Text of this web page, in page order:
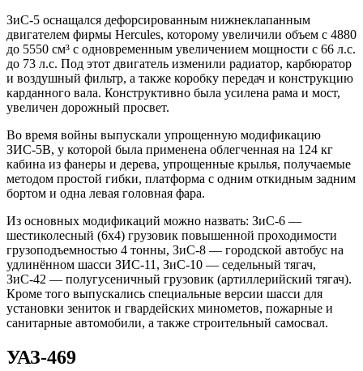
ЗиС-5 оснащался дефорсированным нижнеклапанным
двигателем фирмы Hercules, которому увеличили объем с 4880
до 5550 см³ с одновременным увеличением мощности с 66 л.с.
до 73 л.с. Под этот двигатель изменили радиатор, карбюратор
и воздушный фильтр, а также коробку передач и конструкцию
карданного вала. Конструктивно была усилена рама и мост,
увеличен дорожный просвет.
Во время войны выпускали упрощенную модификацию
ЗИС-5В, у которой была применена облегченная на 124 кг
кабина из фанеры и дерева, упрощенные крылья, получаемые
методом простой гибки, платформа с одним откидным задним
бортом и одна левая головная фара.
Из основных модификаций можно назвать: ЗиС-6 —
шестиколесный (6х4) грузовик повышенной проходимости
грузоподъемностью 4 тонны, ЗиС-8 — городской автобус на
удлинённом шасси ЗИС-11, ЗиС-10 — седельный тягач,
ЗиС-42 — полугусеничный грузовик (артиллерийский тягач).
Кроме того выпускались специальные версии шасси для
установки зениток и гвардейских минометов, пожарные и
санитарные автомобили, а также строительный самосвал.
УАЗ-469